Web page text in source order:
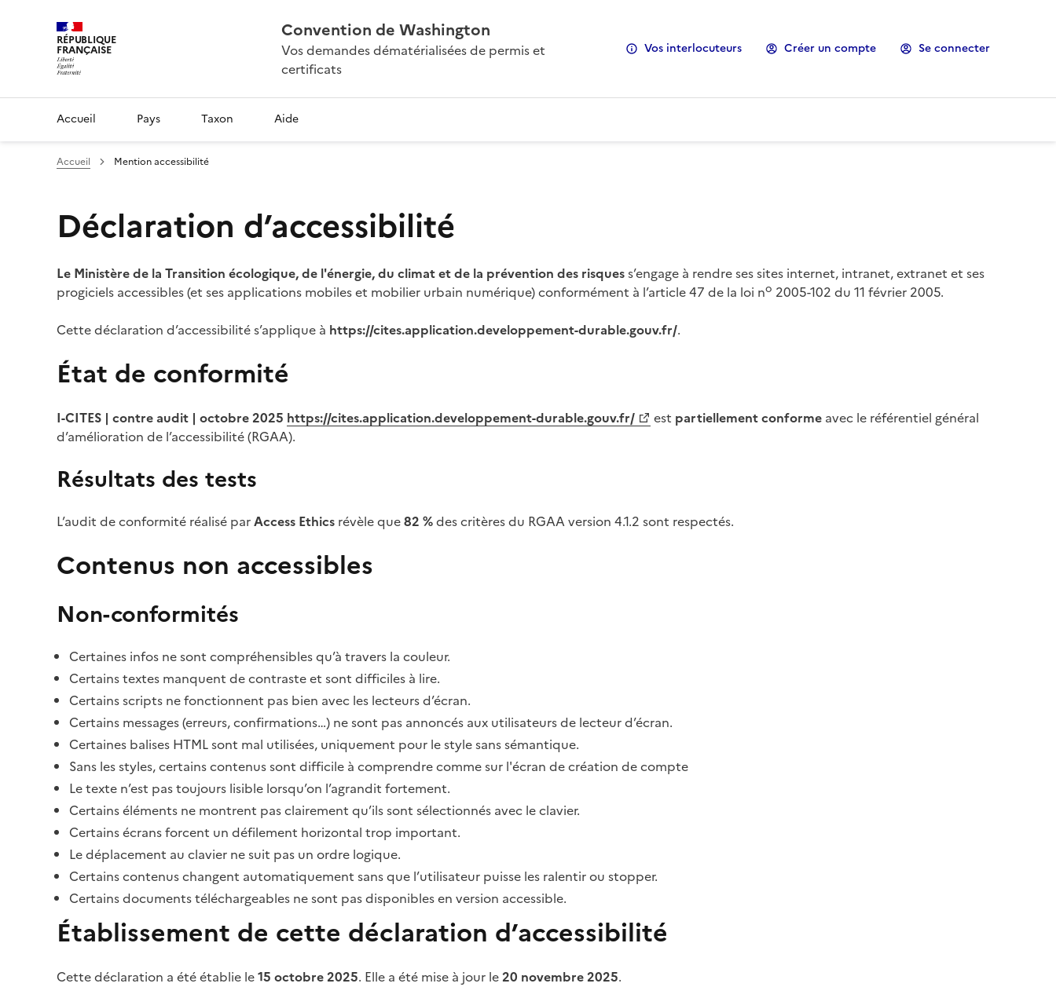
RÉPUBLIQUE
FRANÇAISE
Convention de Washington
Vos demandes dématérialisées de permis et
certificats
Vos interlocuteurs Créer un compte Se connecter
Accueil Pays Taxon Aide
Accueil Mention accessibilité
Déclaration d’accessibilité
Le Ministère de la Transition écologique, de l'énergie, du climat et de la prévention des risquess’engage à rendre ses sites internet, intranet, extranet et ses
progiciels accessibles (et ses applications mobiles et mobilier urbain numérique) conformément à l’article 47 de la loi no 2005-102 du 11 février 2005.
Cette déclaration d’accessibilité s’applique à https://cites.application.developpement-durable.gouv.fr/.
État de conformité
I-CITES | contre audit | octobre 2025 https://cites.application.developpement-durable.gouv.fr/ est partiellement conforme avec le référentiel général
d’amélioration de l’accessibilité (RGAA).
Résultats des tests
L’audit de conformité réalisé parAccess Ethics révèle que82 %des critères du RGAA version 4.1.2 sont respectés.
Contenus non accessibles
Non-conformités
Certaines infos ne sont compréhensibles qu’à travers la couleur.
Certains textes manquent de contraste et sont difficiles à lire.
Certains scripts ne fonctionnent pas bien avec les lecteurs d’écran.
Certains messages (erreurs, confirmations…) ne sont pas annoncés aux utilisateurs de lecteur d’écran.
Certaines balises HTML sont mal utilisées, uniquement pour le style sans sémantique.
Sans les styles, certains contenus sont difficile à comprendre comme sur l'écran de création de compte
Le texte n’est pas toujours lisible lorsqu’on l’agrandit fortement.
Certains éléments ne montrent pas clairement qu’ils sont sélectionnés avec le clavier.
Certains écrans forcent un défilement horizontal trop important.
Le déplacement au clavier ne suit pas un ordre logique.
Certains contenus changent automatiquement sans que l’utilisateur puisse les ralentir ou stopper.
Certains documents téléchargeables ne sont pas disponibles en version accessible.
Établissement de cette déclaration d’accessibilité
Cette déclaration a été établie le15 octobre 2025. Elle a été mise à jour le20 novembre 2025.